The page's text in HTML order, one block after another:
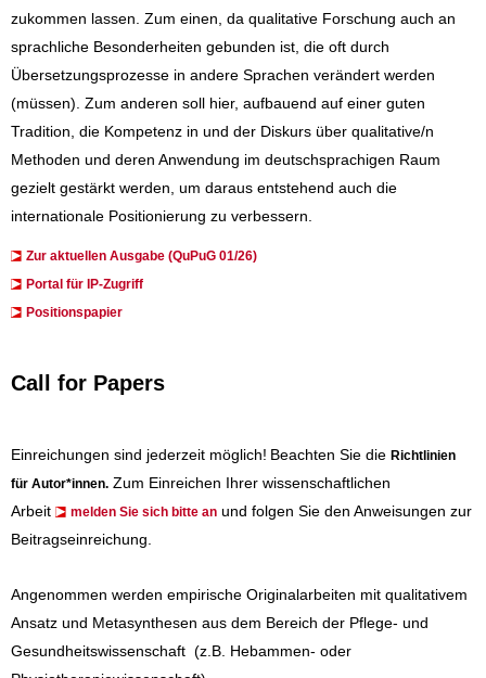
zukommen lassen. Zum einen, da qualitative Forschung auch an
sprachliche Besonderheiten gebunden ist, die oft durch
Übersetzungsprozesse in andere Sprachen verändert werden
(müssen). Zum anderen soll hier, aufbauend auf einer guten
Tradition, die Kompetenz in und der Diskurs über qualitative/n
Methoden und deren Anwendung im deutschsprachigen Raum
gezielt gestärkt werden, um daraus entstehend auch die
internationale Positionierung zu verbessern.
Zur aktuellen Ausgabe (QuPuG 01/26)
​​​Portal für IP-Zugriff
Positionspapier
Call for Papers
Einreichungen sind jederzeit möglich! Beachten Sie die Richtlinien
für Autor*innen. Zum Einreichen Ihrer wissenschaftlichen
Arbeit
melden Sie sich bitte an und folgen Sie den Anweisungen zur
Beitragseinreichung.
Angenommen werden empirische Originalarbeiten mit qualitativem
Ansatz und Metasynthesen aus dem Bereich der Pflege- und
Gesundheitswissenschaft (z.B. Hebammen- oder